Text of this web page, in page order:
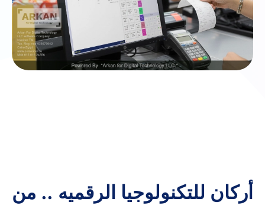
أركان للتكنولوجيا الرقميه .. من